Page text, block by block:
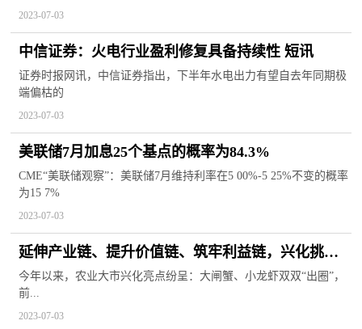
2023-07-03
中信证券：火电行业盈利修复具备持续性 短讯
证券时报网讯，中信证券指出，下半年水电出力有望自去年同期极
端偏枯的
2023-07-03
美联储7月加息25个基点的概率为84.3%
CME“美联储观察”：美联储7月维持利率在5 00%-5 25%不变的概率
为15 7%
2023-07-03
延伸产业链、提升价值链、筑牢利益链，兴化挑起
农业全产业链“金扁担”_速读
今年以来，农业大市兴化亮点纷呈：大闸蟹、小龙虾双双“出圈”，
前...
2023-07-03